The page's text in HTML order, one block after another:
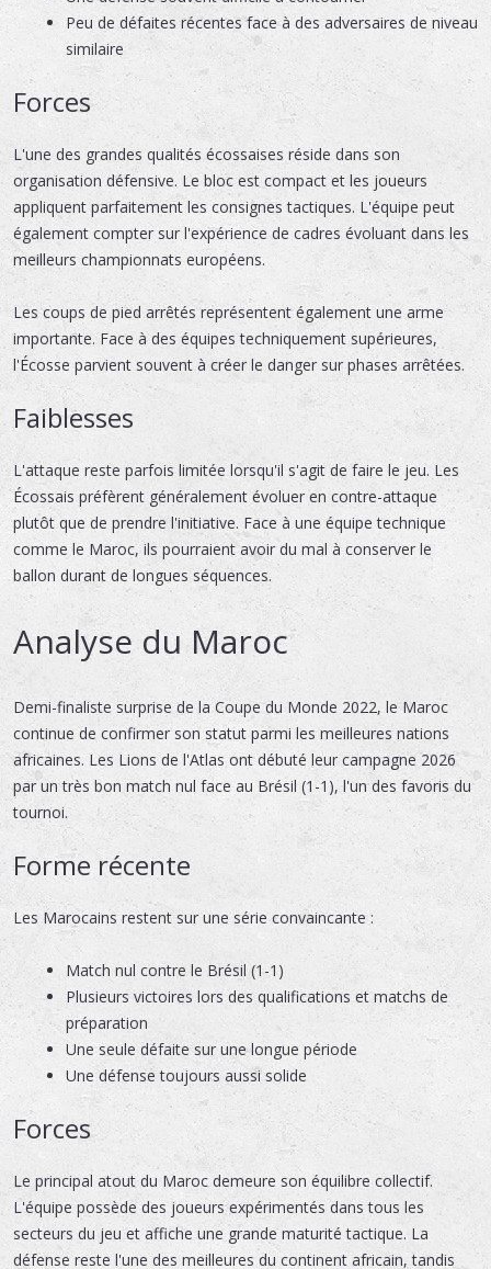
Peu de défaites récentes face à des adversaires de niveau
similaire
Forces
L'une des grandes qualités écossaises réside dans son
organisation défensive. Le bloc est compact et les joueurs
appliquent parfaitement les consignes tactiques. L'équipe peut
également compter sur l'expérience de cadres évoluant dans les
meilleurs championnats européens.
Les coups de pied arrêtés représentent également une arme
importante. Face à des équipes techniquement supérieures,
l'Écosse parvient souvent à créer le danger sur phases arrêtées.
Faiblesses
L'attaque reste parfois limitée lorsqu'il s'agit de faire le jeu. Les
Écossais préfèrent généralement évoluer en contre-attaque
plutôt que de prendre l'initiative. Face à une équipe technique
comme le Maroc, ils pourraient avoir du mal à conserver le
ballon durant de longues séquences.
Analyse du Maroc
Demi-finaliste surprise de la Coupe du Monde 2022, le Maroc
continue de confirmer son statut parmi les meilleures nations
africaines. Les Lions de l'Atlas ont débuté leur campagne 2026
par un très bon match nul face au Brésil (1-1), l'un des favoris du
tournoi.
Forme récente
Les Marocains restent sur une série convaincante :
Match nul contre le Brésil (1-1)
Plusieurs victoires lors des qualifications et matchs de
préparation
Une seule défaite sur une longue période
Une défense toujours aussi solide
Forces
Le principal atout du Maroc demeure son équilibre collectif.
L'équipe possède des joueurs expérimentés dans tous les
secteurs du jeu et affiche une grande maturité tactique. La
défense reste l'une des meilleures du continent africain, tandis